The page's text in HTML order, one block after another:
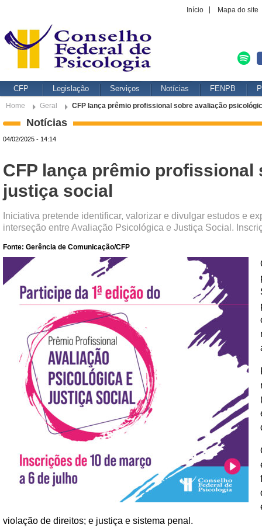
Início Mapa do site
CFP Legislação Serviços Notícias FENPB
Home Geral CFP lança prêmio profissional sobre avaliação
Notícias
04/02/2025 - 14:14
CFP lança prêmio
justiça social
Iniciativa pretende identificar, valorizar e divulgar estudos e
interseção entre Avaliação Psicológica e Justiça Social.
Fonte: Gerência de Comunicação/CFP
violação de direitos; e justiça e sistema penal.